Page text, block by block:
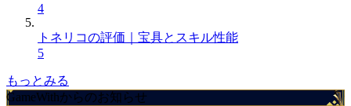
4
トネリコの評価｜宝具とスキル性能
5
もっとみる
GameWithからのお知らせ